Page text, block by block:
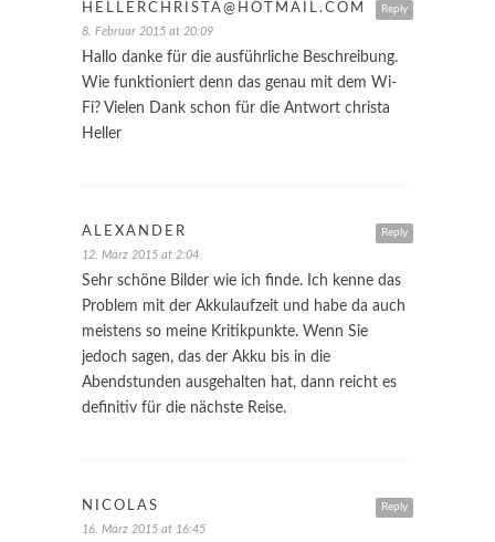
Reply
HELLERCHRISTA@HOTMAIL.COM
8. Februar 2015 at 20:09
Hallo danke für die ausführliche Beschreibung.
Wie funktioniert denn das genau mit dem Wi-
Fi? Vielen Dank schon für die Antwort christa
Heller
Reply
ALEXANDER
12. März 2015 at 2:04
Sehr schöne Bilder wie ich finde. Ich kenne das
Problem mit der Akkulaufzeit und habe da auch
meistens so meine Kritikpunkte. Wenn Sie
jedoch sagen, das der Akku bis in die
Abendstunden ausgehalten hat, dann reicht es
definitiv für die nächste Reise.
Reply
NICOLAS
16. März 2015 at 16:45